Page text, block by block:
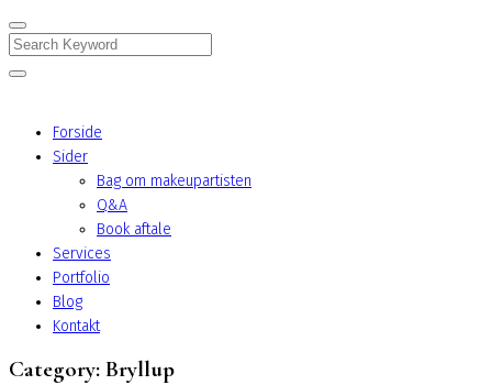
Search
Forside
Sider
Bag om makeupartisten
Q&A
Book aftale
Services
Portfolio
Blog
Kontakt
Category: Bryllup